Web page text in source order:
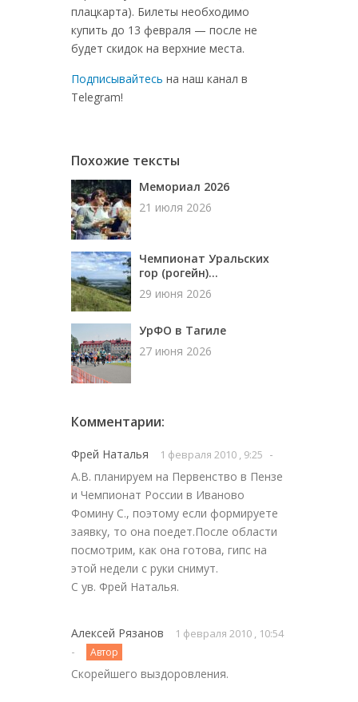
плацкарта). Билеты необходимо
купить до 13 февраля — после не
будет скидок на верхние места.
Подписывайтесь на наш канал в
Telegram!
Похожие тексты
Мемориал 2026
21 июля 2026
Чемпионат Уральских
гор (рогейн)...
29 июня 2026
УрФО в Тагиле
27 июня 2026
Комментарии:
Фрей Наталья 1 февраля 2010 , 9:25 -
А.В. планируем на Первенство в Пензе
и Чемпионат России в Иваново
Фомину С., поэтому если формируете
заявку, то она поедет.После области
посмотрим, как она готова, гипс на
этой недели с руки снимут.
С ув. Фрей Наталья.
Алексей Рязанов 1 февраля 2010 , 10:54
- Автор
Скорейшего выздоровления.